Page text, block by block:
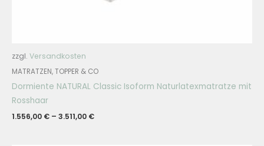
zzgl. Versandkosten
MATRATZEN, TOPPER & CO
Dormiente NATURAL Classic Isoform Naturlatexmatratze mit
Rosshaar
1.556,00 € – 3.511,00 €